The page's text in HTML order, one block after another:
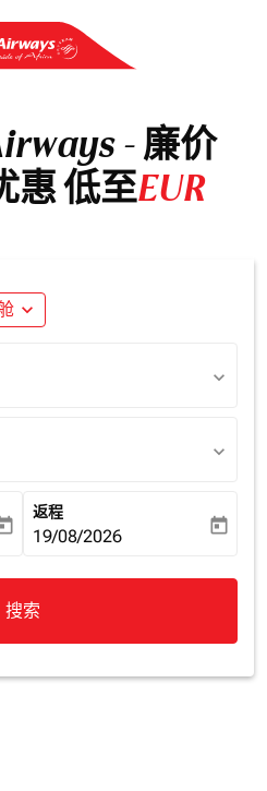
- 廉价
惠 低至EUR
expand_more
expand_more
expand_more
aria-label
返程
fc-booking-return-date-aria-
19/08/2026 today
搜索